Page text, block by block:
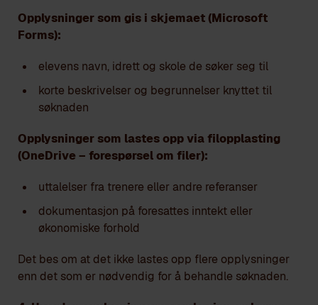
Opplysninger som gis i skjemaet (Microsoft
Forms):
elevens navn, idrett og skole de søker seg til
korte beskrivelser og begrunnelser knyttet til
søknaden
Opplysninger som lastes opp via filopplasting
(OneDrive – forespørsel om filer):
uttalelser fra trenere eller andre referanser
dokumentasjon på foresattes inntekt eller
økonomiske forhold
Det bes om at det ikke lastes opp flere opplysninger
enn det som er nødvendig for å behandle søknaden.